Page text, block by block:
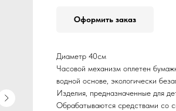
Оформить заказ
Диаметр 40см
Часовой механизм оплетен
водной основе, экологически
Изделия, предназначенные для
Обрабатываются средствами со